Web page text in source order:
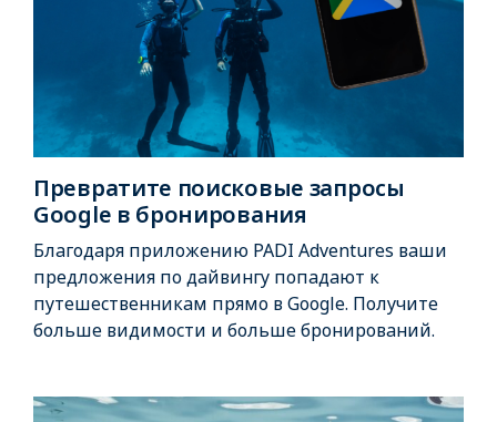
Превратите поисковые запросы
Google в бронирования
Благодаря приложению PADI Adventures ваши
предложения по дайвингу попадают к
путешественникам прямо в Google. Получите
больше видимости и больше бронирований.